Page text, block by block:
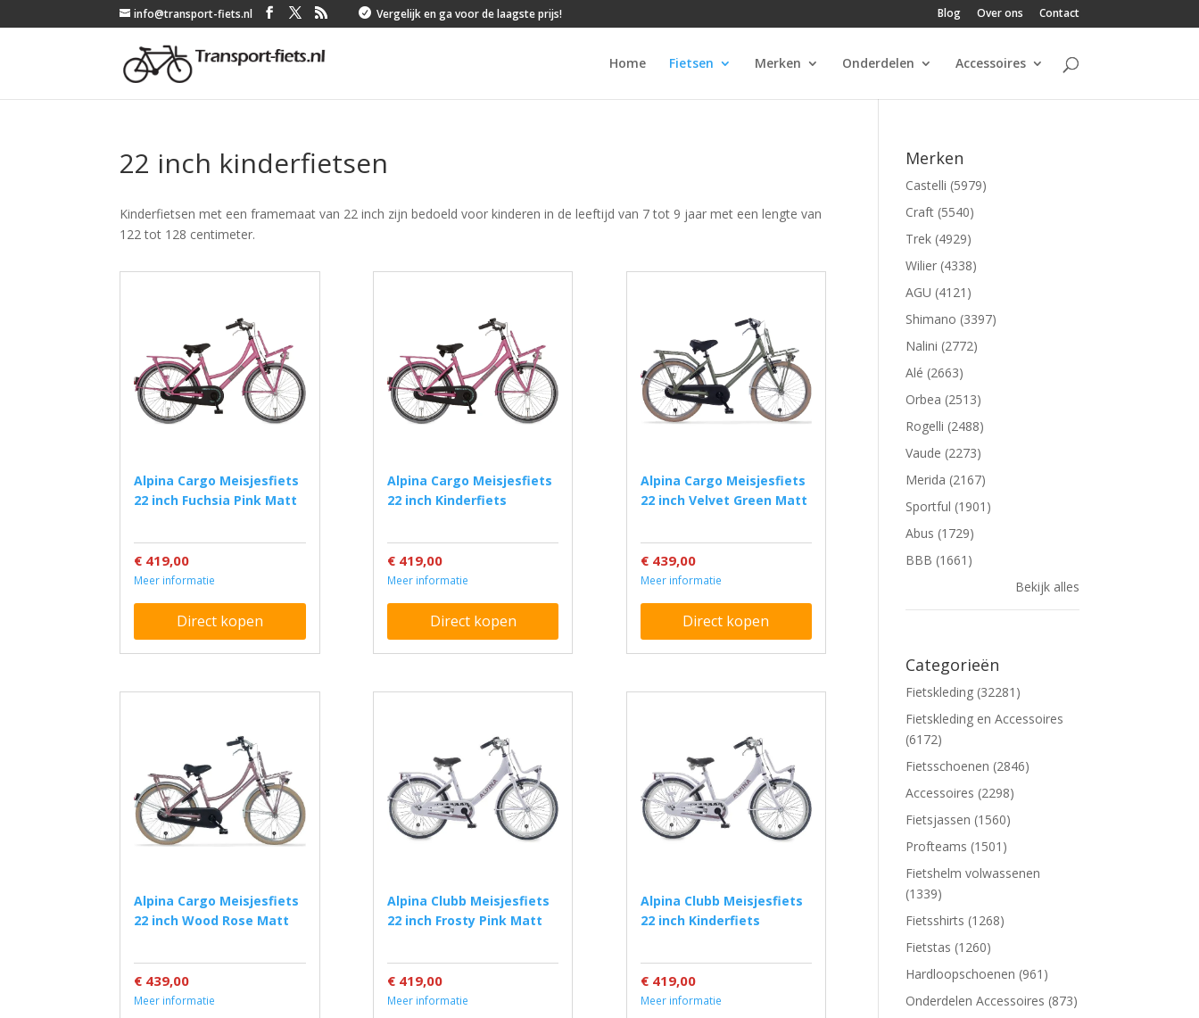
info@transport-fiets.nl  Vergelijk en ga voor de laagste prijs! Blog Over ons Contact
Home Fietsen Merken Onderdelen Accessoires
22 inch kinderfietsen
Kinderfietsen met een framemaat van 22 inch zijn bedoeld voor kinderen in de leeftijd van 7 tot 9 jaar met een lengte van
122 tot 128 centimeter.
Alpina Cargo Meisjesfiets
22 inch Fuchsia Pink Matt
€ 419,00
Meer informatie
Direct kopen
Alpina Cargo Meisjesfiets
22 inch Kinderfiets
€ 419,00
Meer informatie
Direct kopen
Alpina Cargo Meisjesfiets
22 inch Velvet Green Matt
€ 439,00
Meer informatie
Direct kopen
Alpina Cargo Meisjesfiets
22 inch Wood Rose Matt
€ 439,00
Meer informatie
Alpina Clubb Meisjesfiets
22 inch Frosty Pink Matt
€ 419,00
Meer informatie
Alpina Clubb Meisjesfiets
22 inch Kinderfiets
€ 419,00
Meer informatie
Merken
Castelli (5979)
Craft (5540)
Trek (4929)
Wilier (4338)
AGU (4121)
Shimano (3397)
Nalini (2772)
Alé (2663)
Orbea (2513)
Rogelli (2488)
Vaude (2273)
Merida (2167)
Sportful (1901)
Abus (1729)
BBB (1661)
Bekijk alles
Categorieën
Fietskleding (32281)
Fietskleding en Accessoires
(6172)
Fietsschoenen (2846)
Accessoires (2298)
Fietsjassen (1560)
Profteams (1501)
Fietshelm volwassenen
(1339)
Fietsshirts (1268)
Fietstas (1260)
Hardloopschoenen (961)
Onderdelen Accessoires (873)